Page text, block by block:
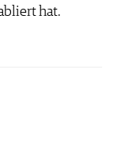
hat.